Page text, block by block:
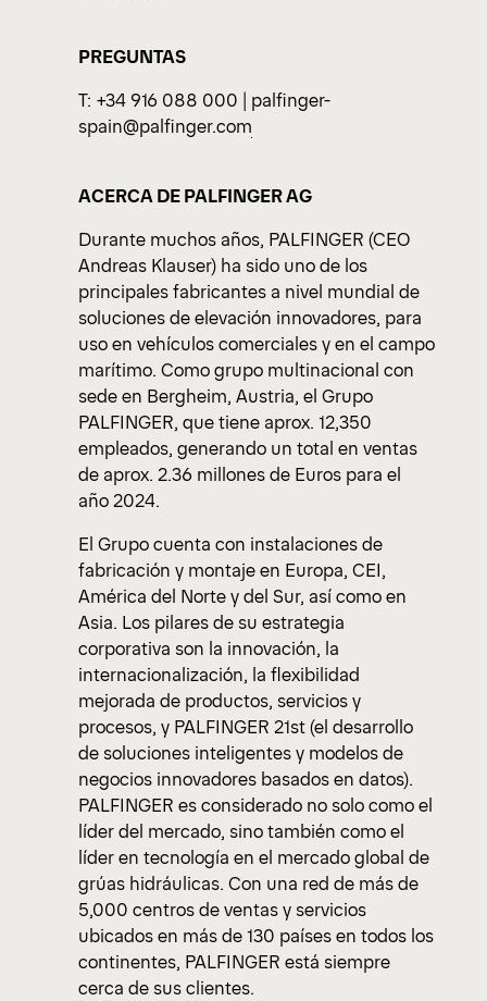
PREGUNTAS
T: +34 916 088 000 | palfinger-
spain@palfinger.com
ACERCA DE PALFINGER AG
Durante muchos años, PALFINGER (CEO
Andreas Klauser) ha sido uno de los
principales fabricantes a nivel mundial de
soluciones de elevación innovadores, para
uso en vehículos comerciales y en el campo
marítimo. Como grupo multinacional con
sede en Bergheim, Austria, el Grupo
PALFINGER, que tiene aprox. 12,350
empleados, generando un total en ventas
de aprox. 2.36 millones de Euros para el
año 2024.
El Grupo cuenta con instalaciones de
fabricación y montaje en Europa, CEI,
América del Norte y del Sur, así como en
Asia. Los pilares de su estrategia
corporativa son la innovación, la
internacionalización, la flexibilidad
mejorada de productos, servicios y
procesos, y PALFINGER 21st (el desarrollo
de soluciones inteligentes y modelos de
negocios innovadores basados en datos).
PALFINGER es considerado no solo como el
líder del mercado, sino también como el
líder en tecnología en el mercado global de
grúas hidráulicas. Con una red de más de
5,000 centros de ventas y servicios
ubicados en más de 130 países en todos los
continentes, PALFINGER está siempre
cerca de sus clientes.